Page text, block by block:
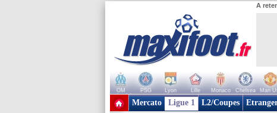
A
OM PSG Lyon Lille Monaco Chelsea Man
+ de clubs
Mercato Ligue 1 L2/Coupes